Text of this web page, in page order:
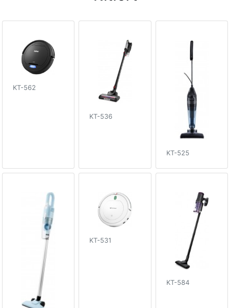
KT-562
KT-536
KT-525
KT-531
KT-584